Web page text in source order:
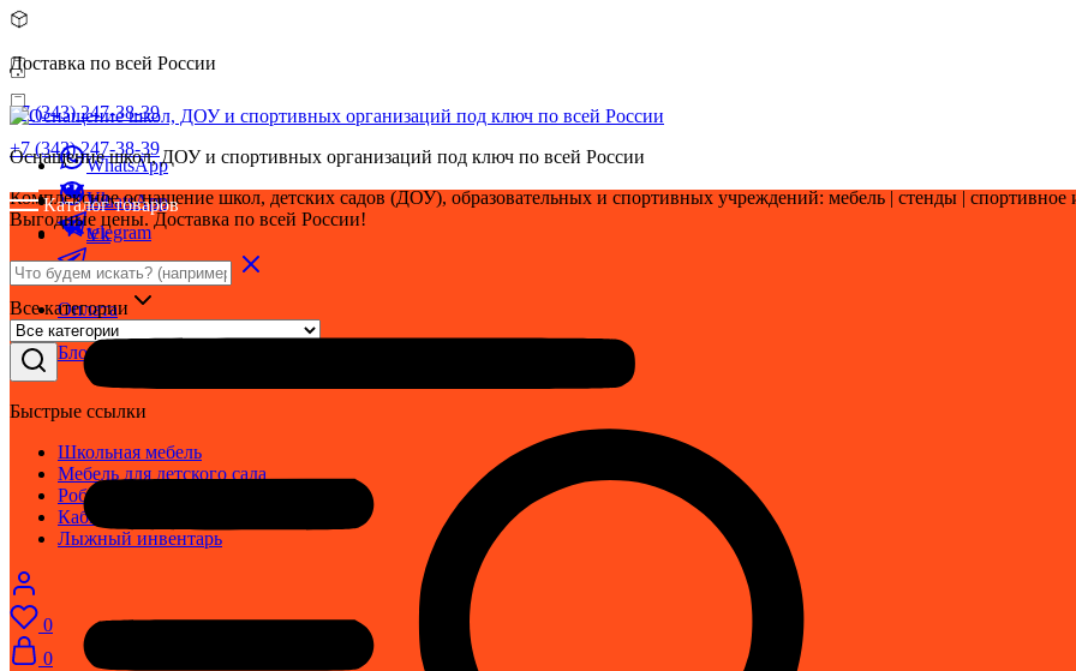
Доставка по всей России
+7 (343) 247-38-39
WhatsApp
Vk
telegram
Оплата
Доставка
Блог
+7 (343) 247-38-39
WhatsApp
Vk
telegram
Оснащение школ, ДОУ и спортивных организаций под ключ по всей России
Комплексное оснащение школ, детских садов (ДОУ), образовательных и спортивных учреждений: мебель | стенды | cпортивное
Выгодные цены. Доставка по всей России!
Все категории
Быстрые ссылки
Школьная мебель
Мебель для детского сада
Робототехника
Кабинет ОБЗР
Лыжный инвентарь
0
0
Каталог товаров